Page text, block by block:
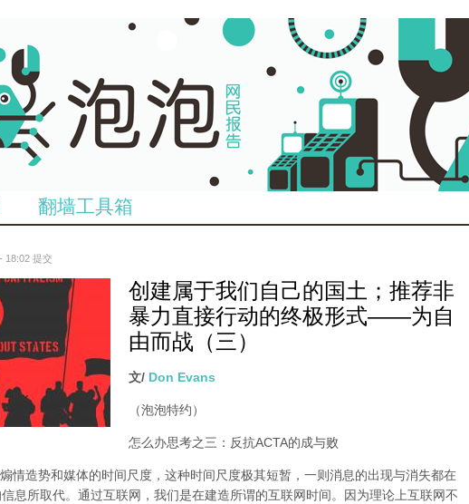
翻墙工具箱
18:02 提交
创建属于我们自己的国土；推荐非
暴力直接行动的终极形式——为自
由而战（三）
文/ Don Evans
（泡泡特约）
怎么办思考之三：反抗ACTA的成与败
情造势和媒体的时间尺度，这种时间尺度极其短暂，一则消息的出现与消失都在
息所取代。通过互联网，我们是在建造所谓的互联网时间。因为理论上互联网不